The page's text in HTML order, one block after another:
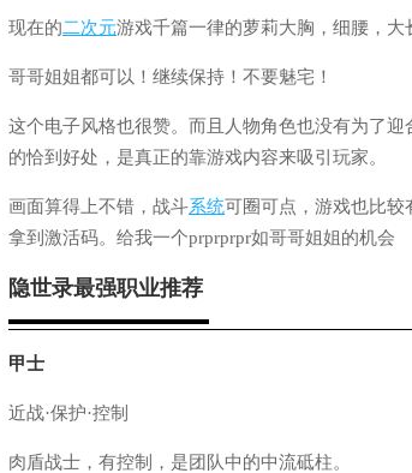
现在的二次元游戏千篇一律的萝莉大胸，细腰，
哥哥姐姐都可以！继续保持！不要魅宅！
这个电子风格也很赞。而且人物角色也没有为了
的恰到好处，是真正的靠游戏内容来吸引玩家。
画面算得上不错，战斗系统可圈可点，游戏也比较
拿到激活码。给我一个prprprpr如哥哥姐姐的机会
隐世录最强职业推荐
甲士
近战·保护·控制
肉盾战士，有控制，是团队中的中流砥柱。